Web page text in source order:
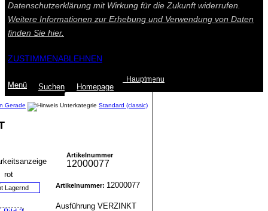
Datenschutzerklärung mit Wirkung für die Zukunft widerrufen.
Weitere Informationen zur Erhebung und Verwendung von Daten
finden Sie hier.
ZUSTIMMENABLEHNEN
Menü Suchen Homepage
Hauptmenu
Gerade Standard (classic)
Lagernd
Artikelnummer
12000077
Artikelnummer: 12000077
Ausführung VERZINKT